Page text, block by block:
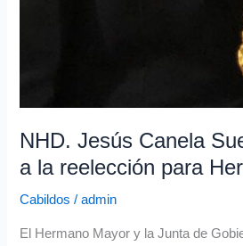
NHD. Jesús Canela
a la reelección para
Cabildos /admin
El Hermano Mayor y la Junta de